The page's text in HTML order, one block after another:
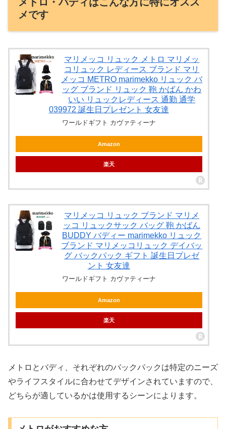
メです
マリメッコ リュック メトロ マリメッ
コリュック レディース ブランド マリ
メッコ METRO marimekko リュック バ
ッグ ブランド リュック 鞄 かばん かわ
いい リュックレディース 通勤 通学
039972 誕生日プレゼント 女友達
ワールドギフト カヴァティーナ
Amazon
楽天
マリメッコ リュック ブランド マリメ
ッコ リュックサック バッグ 鞄 かばん
BUDDY バディー marimekko リュック
ブランド マリメッコリュック デイバッ
グ バックパック ギフト 誕生日プレゼ
ント 女友達
ワールドギフト カヴァティーナ
Amazon
楽天
メトロとバディ、それぞれのバックパックは特定のニーズ
やライフスタイルに合わせてデザインされていますので、
どちらが適しているかは使用するシーンによります。